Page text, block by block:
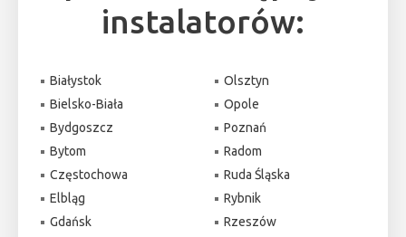
instalatorów:
Białystok
Bielsko-Biała
Bydgoszcz
Bytom
Częstochowa
Elbląg
Gdańsk
Olsztyn
Opole
Poznań
Radom
Ruda Śląska
Rybnik
Rzeszów